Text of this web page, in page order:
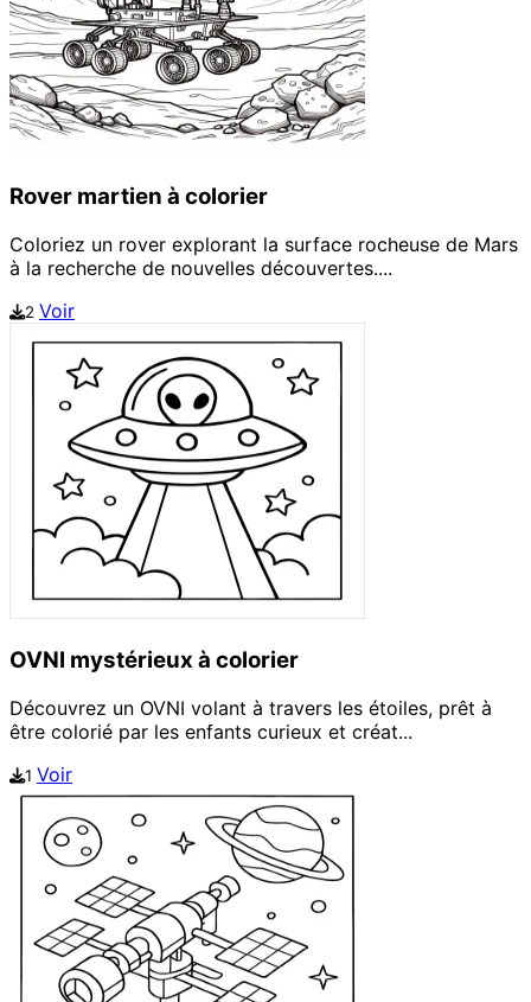
Rover martien à colorier
Coloriez un rover explorant la surface rocheuse de Mars
à la recherche de nouvelles découvertes....
2 Voir
OVNI mystérieux à colorier
Découvrez un OVNI volant à travers les étoiles, prêt à
être colorié par les enfants curieux et créat...
1 Voir